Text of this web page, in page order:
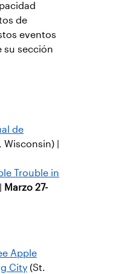
de
eventos
su sección
de
|
Trouble in
Marzo 27-
Apple
City (St.